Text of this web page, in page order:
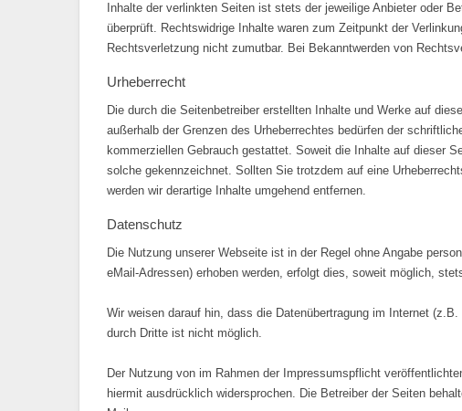
Inhalte der verlinkten Seiten ist stets der jeweilige Anbieter oder
überprüft. Rechtswidrige Inhalte waren zum Zeitpunkt der
Rechtsverletzung nicht zumutbar. Bei Bekanntwerden von
Urheberrecht
Die durch die Seitenbetreiber erstellten Inhalte und Werke auf
außerhalb der Grenzen des Urheberrechtes bedürfen der
kommerziellen Gebrauch gestattet. Soweit die Inhalte auf dieser
solche gekennzeichnet. Sollten Sie trotzdem auf eine
werden wir derartige Inhalte umgehend entfernen.
Datenschutz
Die Nutzung unserer Webseite ist in der Regel ohne Angabe
eMail-Adressen) erhoben werden, erfolgt dies, soweit möglich,
Wir weisen darauf hin, dass die Datenübertragung im Internet
durch Dritte ist nicht möglich.
Der Nutzung von im Rahmen der Impressumspflicht
hiermit ausdrücklich widersprochen. Die Betreiber der Seiten